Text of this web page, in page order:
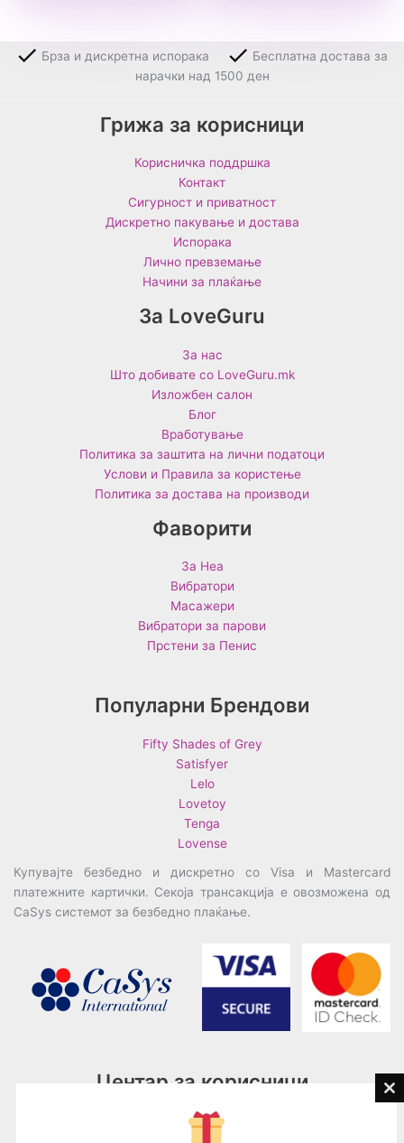
Брза и дискретна испорака
Бесплатна достава за
нарачки над 1500 ден
Грижа за корисници
Корисничка поддршка
Контакт
Сигурност и приватност
Дискретно пакување и достава
Испорака
Лично превземање
Начини за плаќање
За LoveGuru
За нас
Што добивате со LoveGuru.mk
Изложбен салон
Блог
Вработување
Политика за заштита на лични податоци
Услови и Правила за користење
Политика за достава на производи
Фаворити
За Неа
Вибратори
Масажери
Вибратори за парови
Прстени за Пенис
Популарни Брендови
Fifty Shades of Grey
Satisfyer
Lelo
Lovetoy
Tenga
Lovense
Купувајте безбедно и дискретно со Visa и Mastercard
платежните картички. Секоја трансакција е овозможена од
CaSys системот за безбедно плаќање.
Центар за корисници
076945497; 076945498
contact@loveguru.mk